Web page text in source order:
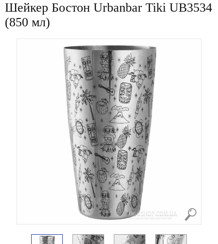
Шейкер Бостон Urbanbar Tiki UB3534
(850 мл)